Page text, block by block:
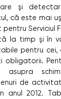
şi
că este mai
Serviciul
la timp şi în
pentru cei,
obligatorii.
de
anul 2012.